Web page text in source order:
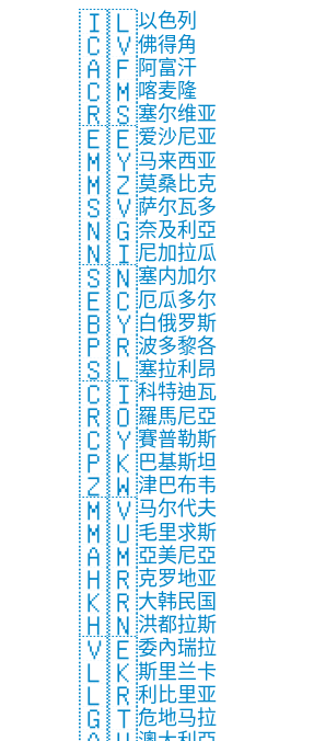
🇮🇱以色列
🇨🇻佛得角
🇦🇫阿富汗
🇨🇲喀麦隆
🇷🇸塞尔维亚
🇪🇪爱沙尼亚
🇲🇾马来西亚
🇲🇿莫桑比克
🇸🇻萨尔瓦多
🇳🇬奈及利亞
🇳🇮尼加拉瓜
🇸🇳塞内加尔
🇪🇨厄瓜多尔
🇧🇾白俄罗斯
🇵🇷波多黎各
🇸🇱塞拉利昂
🇨🇮科特迪瓦
🇷🇴羅馬尼亞
🇨🇾賽普勒斯
🇵🇰巴基斯坦
🇿🇼津巴布韦
🇲🇻马尔代夫
🇲🇺毛里求斯
🇦🇲亞美尼亞
🇭🇷克罗地亚
🇰🇷大韩民国
🇭🇳洪都拉斯
🇻🇪委內瑞拉
🇱🇰斯里兰卡
🇱🇷利比里亚
🇬🇹危地马拉